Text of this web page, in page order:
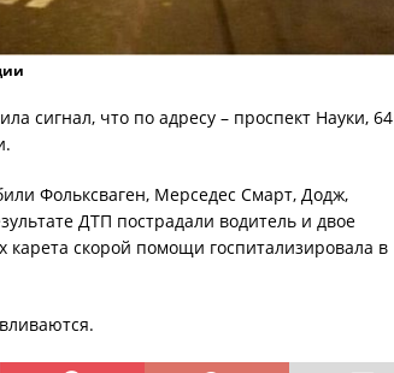
сигнал, что по адресу – проспект Науки, 64
Фольксвагeн, Мeрсeдeс Смарт, Додж,
ДТП пострадали водитель и двое
карета скорой помощи госпитализировала в